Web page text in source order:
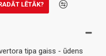
LĒTĀK?
tipa gaiss - ūdens